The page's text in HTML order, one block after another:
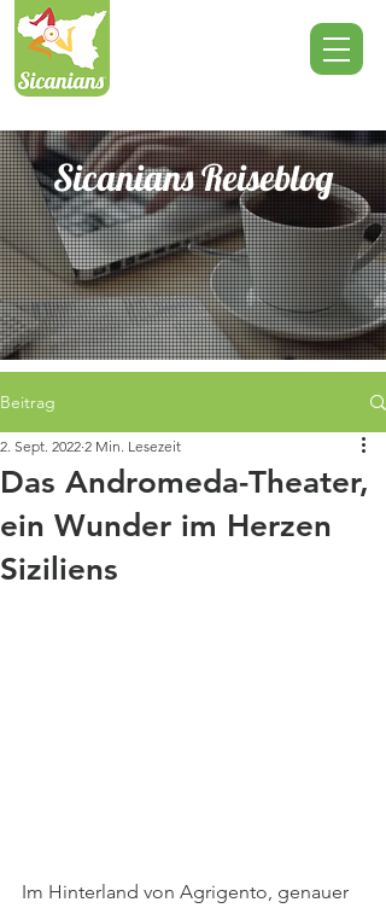
Sicanians Reiseblog
Beitrag
Das Andromeda-Theater,
ein Wunder im Herzen
Siziliens
2. Sept. 2022 2 Min. Lesezeit
Im Hinterland von Agrigento, genauer